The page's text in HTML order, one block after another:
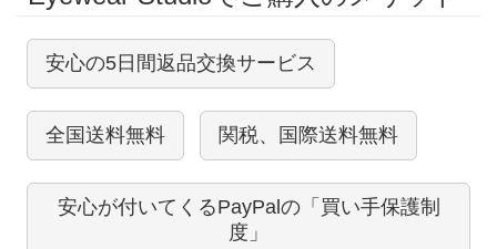
安心の5日間返品交換サービス
全国送料無料 関税、国際送料無料
安心が付いてくるPayPalの「買い手保護制
度」